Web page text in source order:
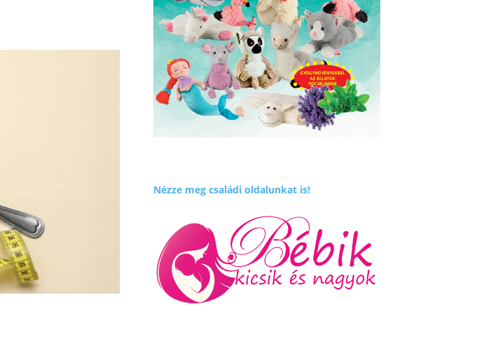
Nézze meg családi oldalunkat is!